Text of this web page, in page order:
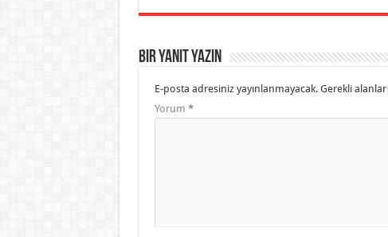
Bir yanıt yazın
E-posta adresiniz yayınlanmayacak. Gerekli alanlar
Yorum *